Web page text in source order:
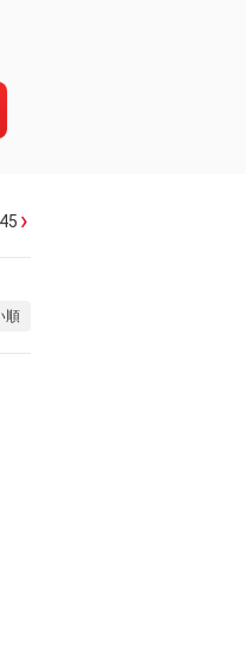
45 ›
順